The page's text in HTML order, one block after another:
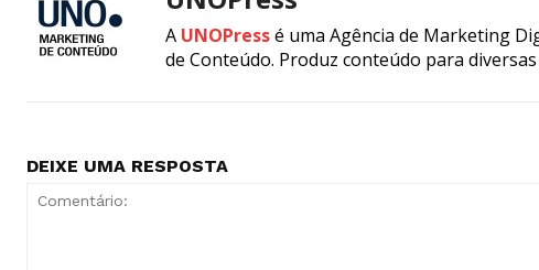
A UNOPressé uma Agência de Marketing
de Conteúdo. Produz conteúdo para
DEIXE UMA RESPOSTA